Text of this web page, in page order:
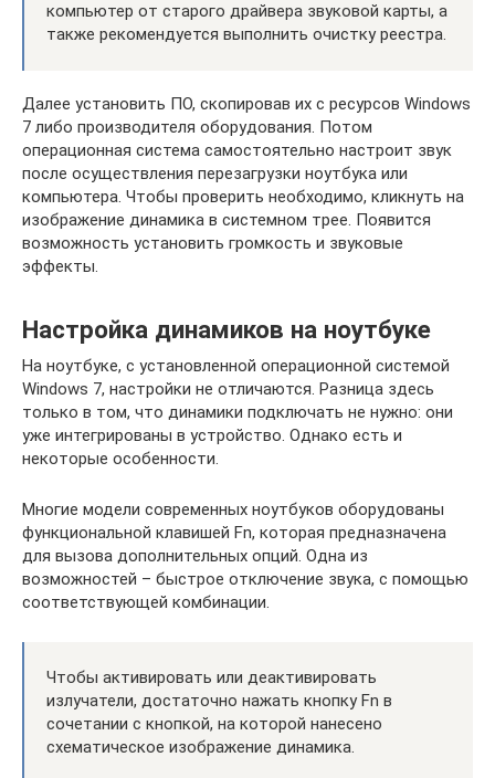
компьютер от старого драйвера звуковой карты, а
также рекомендуется выполнить очистку реестра.
Далее установить ПО, скопировав их с ресурсов Windows
7 либо производителя оборудования. Потом
операционная система самостоятельно настроит звук
после осуществления перезагрузки ноутбука или
компьютера. Чтобы проверить необходимо, кликнуть на
изображение динамика в системном трее. Появится
возможность установить громкость и звуковые
эффекты.
Настройка динамиков на ноутбуке
На ноутбуке, с установленной операционной системой
Windows 7, настройки не отличаются. Разница здесь
только в том, что динамики подключать не нужно: они
уже интегрированы в устройство. Однако есть и
некоторые особенности.
Многие модели современных ноутбуков оборудованы
функциональной клавишей Fn, которая предназначена
для вызова дополнительных опций. Одна из
возможностей – быстрое отключение звука, с помощью
соответствующей комбинации.
Чтобы активировать или деактивировать
излучатели, достаточно нажать кнопку Fn в
сочетании с кнопкой, на которой нанесено
схематическое изображение динамика.